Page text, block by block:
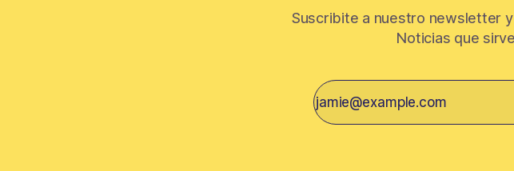
Suscribite a nuestro newsletter
Noticias que